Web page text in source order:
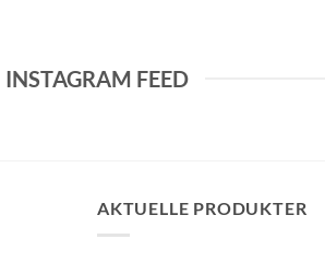
INSTAGRAM FEED
AKTUELLE PRODUKTER